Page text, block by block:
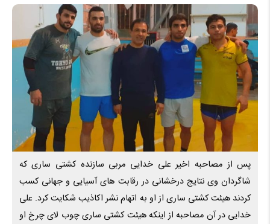
پس از مصاحبه اخیر علی خدایی مربی سازنده کشتی ساری که
شاگردان وی نتایج درخشانی در رقابت های آسیایی و جهانی کسب
کردند هیئت کشتی ساری از او به اتهام نشر اکاذیب شکایت کرد. علی
خدایی در آن مصاحبه از اینکه هیئت کشتی ساری چوب لای چرخ او